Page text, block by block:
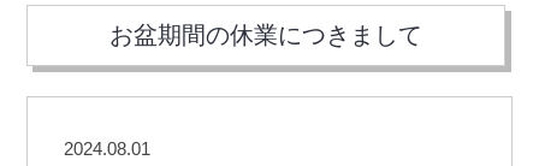
お盆期間の休業につきまして
2024.08.01